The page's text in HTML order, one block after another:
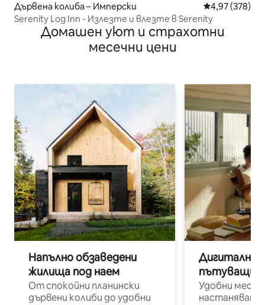
Дървена колиба – Имперски Средна
4,97 (378)
Serenity Log Inn - Излезте и влезте в Serenity
Домашен уют и страхотни
месечни цени
Напълно обзаведени
жилища под наем
От спокойни планински
дървени колиби до удобни
Дигитални
пътуващи
Удобни
настаняване